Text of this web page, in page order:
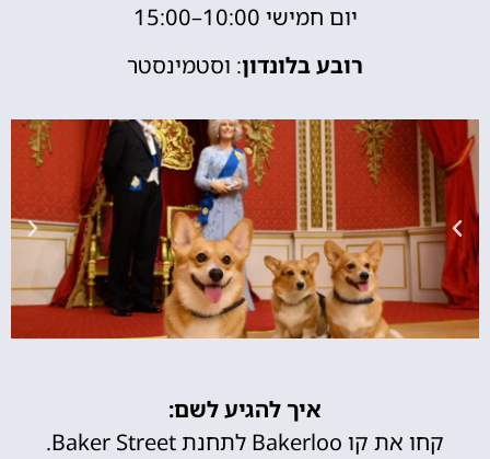
יום חמישי 10:00–15:00
רובע בלונדון: וסטמינסטר
איך להגיע לשם:
קחו את קו Bakerloo לתחנת Baker Street.